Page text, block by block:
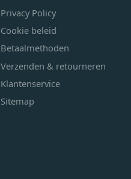
Privacy Policy
Cookie beleid
Betaalmethoden
Verzenden & retourneren
Klantenservice
Sitemap